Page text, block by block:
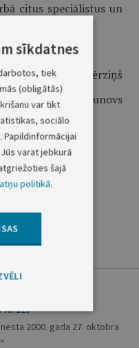
citus speciālistus un
prezidents A.Bērziņš
ministrs A.Gorbunovs
2000. gada 27. oktobra
sīkdatnes
tiek
(obligātās)
var tikt
sociālo
Papildinformācijai
varat jebkurā
šajā
politikā.